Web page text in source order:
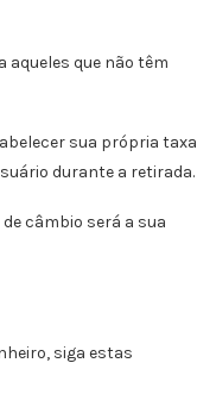
aqueles que não têm
sua própria taxa
durante a retirada.
câmbio será a sua
siga estas